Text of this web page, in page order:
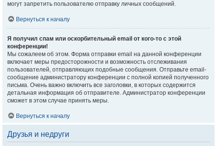
могут запретить пользователю отправку личных сообщений.
Вернуться к началу
Я получил спам или оскорбительный email от кого-то с этой
конференции!
Мы сожалеем об этом. Форма отправки email на данной конференции
включает меры предосторожности и возможность отслеживания
пользователей, отправляющих подобные сообщения. Отправьте email-
сообщение администратору конференции с полной копией полученного
письма. Очень важно включить все заголовки, в которых содержится
детальная информация об отправителе. Администратор конференции
сможет в этом случае принять меры.
Вернуться к началу
Друзья и недруги